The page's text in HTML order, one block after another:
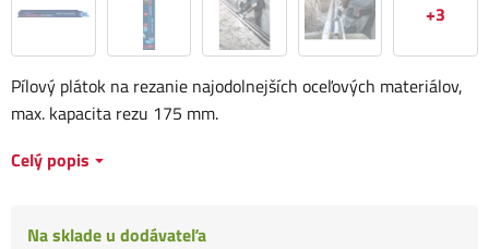
+3
Pílový plátok na rezanie najodolnejších oceľových materiálov,
max. kapacita rezu 175 mm.
Celý popis
Na sklade u dodávateľa